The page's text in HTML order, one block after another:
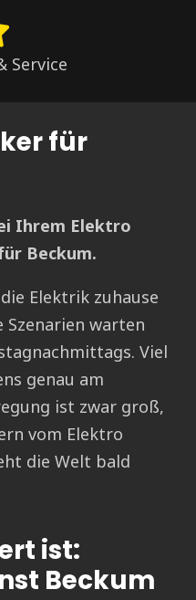
Service
für
Ihrem Elektro
Beckum.
die Elektrik zuhause
Szenarien warten
Viel
genau am
ist zwar groß,
vom Elektro
die Welt bald
ist:
Beckum